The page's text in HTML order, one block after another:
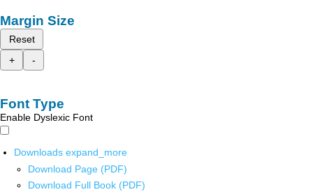
Margin Size
Reset
+
-
Font Type
Enable Dyslexic Font
Downloads expand_more
Download Page (PDF)
Download Full Book (PDF)